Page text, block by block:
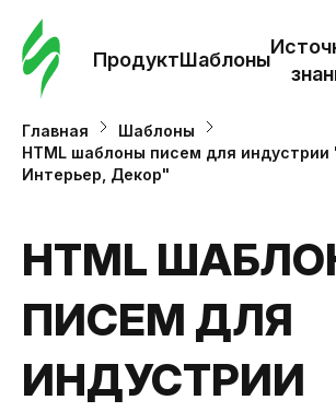
ПродуктШаблоны
Главная
Шаблоны
HTML шаблоны писем для индустрии
Интерьер, Декор"
HTML
ПИСЕМ ДЛЯ
ИНДУСТРИИ